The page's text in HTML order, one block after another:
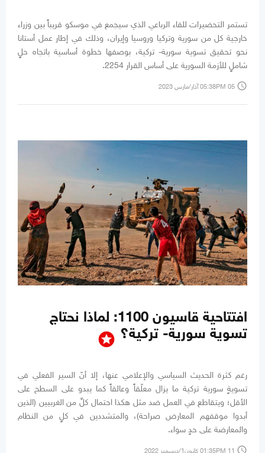
تستمر التحضيرات للقاء الرباعي الذي سيجمع في موسكو قريباً بين وزراء
خارجية كل من سورية وتركيا وروسيا وإيران، وذلك في إطار عمل أستانا
نحو تحقيق تسوية سورية- تركية، بوصفها خطوة أساسية باتجاه حلٍ
شاملٍ للأزمة السورية على أساس القرار 2254.
access_time 05:38PM 05 آذار/مارس 2023
افتتاحية قاسيون 1100: لماذا نحتاج
تسوية سورية- تركية؟ stars
رغم كثرة الحديث السياسي والإعلامي عنها، إلا أنّ السير الفعلي في
تسويةٍ سورية تركية ما يزال معلّقاً وعالقاً كما يبدو على السطح على
الأقل؛ ويتقاطع في العمل ضد مثل هكذا احتمال كلٌ من الغربيين (الذين
أبدوا موقفهم المعارض صراحة)، والمتشددين في كلٍ من النظام
والمعارضة على حدٍ سواء.
access_time 01:35PM 11 كانون1/ديسمبر 2022